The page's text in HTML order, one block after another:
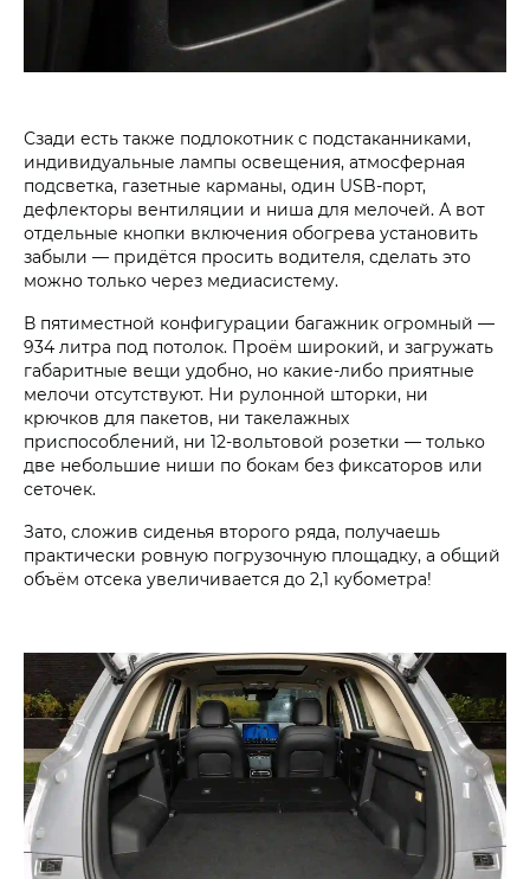
Сзади есть также подлокотник с подстаканниками,
индивидуальные лампы освещения, атмосферная
подсветка, газетные карманы, один USB-порт,
дефлекторы вентиляции и ниша для мелочей. А вот
отдельные кнопки включения обогрева установить
забыли — придётся просить водителя, сделать это
можно только через медиасистему.
В пятиместной конфигурации багажник огромный —
934 литра под потолок. Проём широкий, и загружать
габаритные вещи удобно, но какие-либо приятные
мелочи отсутствуют. Ни рулонной шторки, ни
крючков для пакетов, ни такелажных
приспособлений, ни 12-вольтовой розетки — только
две небольшие ниши по бокам без фиксаторов или
сеточек.
Зато, сложив сиденья второго ряда, получаешь
практически ровную погрузочную площадку, а общий
объём отсека увеличивается до 2,1 кубометра!